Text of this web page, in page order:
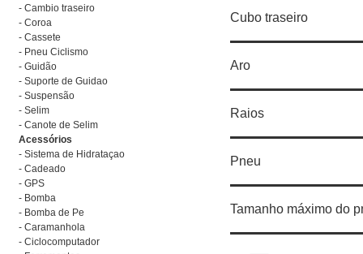
- Cambio traseiro
- Coroa
- Cassete
- Pneu Ciclismo
- Guidão
- Suporte de Guidao
- Suspensão
- Selim
- Canote de Selim
Acessórios
- Sistema de Hidrataçao
- Cadeado
- GPS
- Bomba
- Bomba de Pe
- Caramanhola
- Ciclocomputador
Cubo traseiro
Aro
Raios
Pneu
Tamanho máximo do